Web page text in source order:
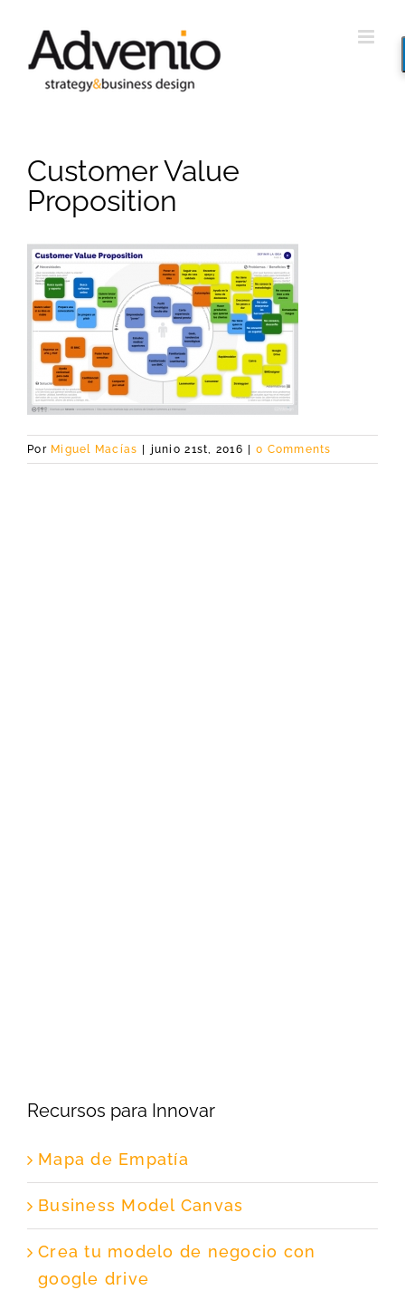
contenido
Customer Value
Proposition
Por Miguel Macías junio 21st, 2016 0 Comments
Recursos para Innovar
Mapa de Empatía
Business Model Canvas
Crea tu modelo de negocio con
google drive